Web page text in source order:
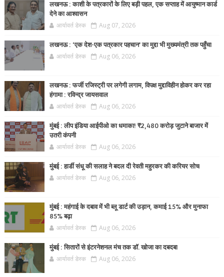
लखनऊ : काशी के पत्रकारों के लिए बड़ी पहल, एक सप्ताह में आयुष्मान कार्ड
देने का आश्वासन
आर्यावर्त डेस्क Aug 07, 2026
लखनऊ : ‘एक देश-एक पत्रकार पहचान’ का मुद्दा भी मुख्यमंत्री तक पहुँचा
आर्यावर्त डेस्क Aug 06, 2026
लखनऊ : फर्जी रजिस्ट्री पर लगेगी लगाम, विपक्ष मुद्दाविहीन होकर कर रहा
हंगामा : रविन्द्र जायसवाल
आर्यावर्त डेस्क Aug 06, 2026
मुंबई : लीप इंडिया आईपीओ का धमाका! ₹2,480 करोड़ जुटाने बाजार में
उतरी कंपनी
आर्यावर्त डेस्क Aug 06, 2026
मुंबई : हार्डी संधू की सलाह ने बदल दी रेवती महुरकर की करियर सोच
आर्यावर्त डेस्क Aug 06, 2026
मुंबई : महंगाई के दबाव में भी ब्लू डार्ट की उड़ान, कमाई 15% और मुनाफा
85% बढ़ा
आर्यावर्त डेस्क Aug 06, 2026
मुंबई : सितारों से इंटरनेशनल मंच तक डॉ. खोजा का दबदबा
आर्यावर्त डेस्क Aug 06, 2026